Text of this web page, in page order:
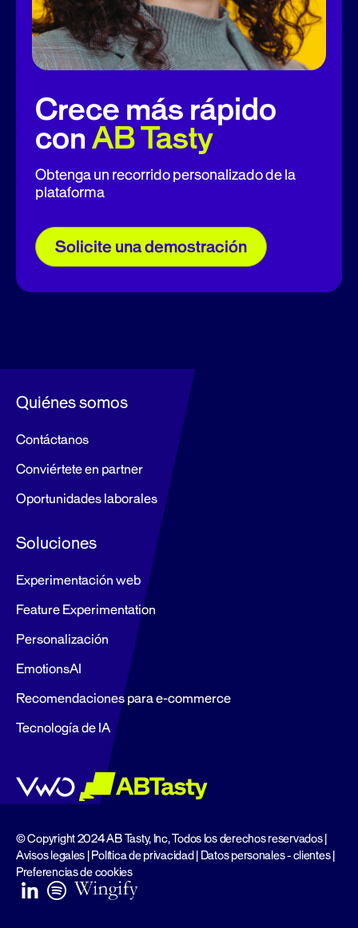
Crece más rápido
conAB Tasty
Obtenga un recorrido personalizado de la
plataforma
Solicite una demostración
Quiénes somos
Contáctanos
Conviértete en partner
Oportunidades laborales
Soluciones
Experimentación web
Feature Experimentation
Personalización
EmotionsAI
Recomendaciones para e-commerce
Tecnología de IA
© Copyright 2024 AB Tasty, Inc, Todos los derechos reservados |
Avisos legales |Política de privacidad| Datos personales - clientes|
Preferencias de cookies